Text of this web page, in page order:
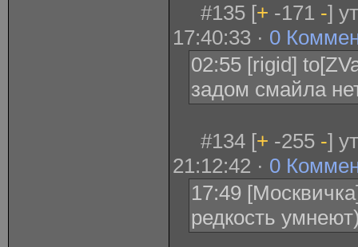
#135 [+ -171 -]
17:40:33 · 0
02:55 [rigid]
задом смайла
#134 [+ -255 -]
21:12:42 · 0
17:49
редкость